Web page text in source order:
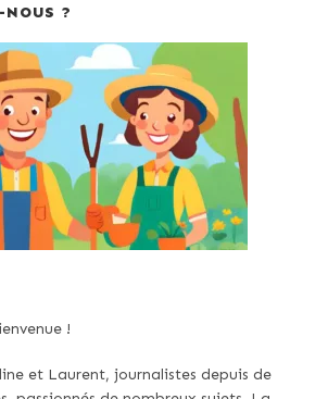
NOUS ?
!
et Laurent, journalistes depuis de